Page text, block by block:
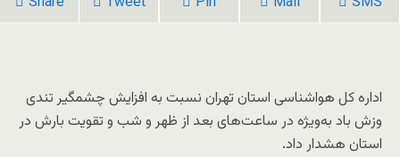
اداره کل هواشناسی استان تهران نسبت به افزایش چشمگیر تندی
وزش باد به‌ویژه در ساعت‌های بعد از ظهر و شب و تقویت بارش در
استان هشدار داد.